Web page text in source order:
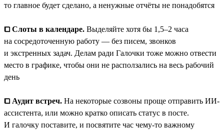
то главное будет сделано, а ненужные отчёты не понадобятся
⧠ Слоты в календаре. Выделяйте хотя бы 1,5–2 часа
на сосредоточенную работу — без писем, звонков
и экстренных задач. Делам ради Галочки тоже можно отвести
место в графике, чтобы они не расползались на весь рабочий
день
⧠ Аудит встреч. На некоторые созвоны проще отправить ИИ-
ассистента, или можно кратко описать статус в посте.
И галочку поставите, и посвятите час чему-то важному